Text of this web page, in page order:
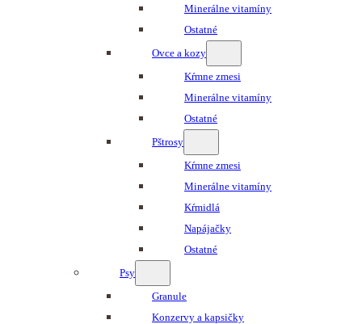
Minerálne vitamíny
Ostatné
Ovce a kozy
Kŕmne zmesi
Minerálne vitamíny
Ostatné
Pštrosy
Kŕmne zmesi
Minerálne vitamíny
Kŕmidlá
Napájačky
Ostatné
Psy
Granule
Konzervy a kapsičky